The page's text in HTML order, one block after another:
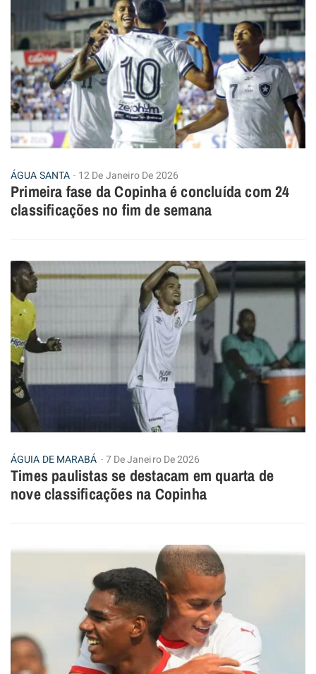
ÁGUA SANTA 12 De Janeiro De 2026
Primeira fase da Copinha é concluída com 24
classificações no fim de semana
ÁGUIA DE MARABÁ 7 De Janeiro De 2026
Times paulistas se destacam em quarta de
nove classificações na Copinha